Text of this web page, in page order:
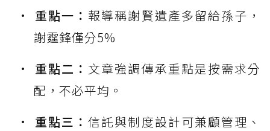
重點一： 報導稱謝賢遺產多留給孫子，
謝霆鋒僅分5%
重點二： 文章強調傳承重點是按需求分
配，不必平均。
重點三：信託與制度設計可兼顧管理、